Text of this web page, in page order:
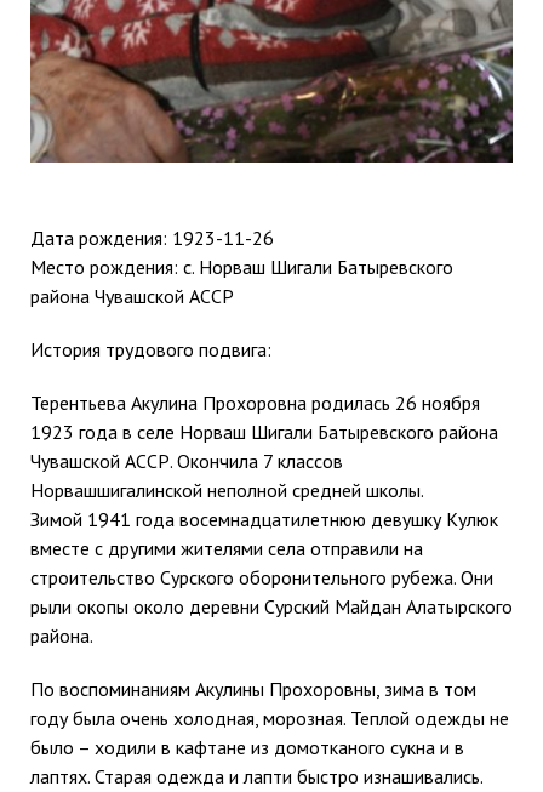
Дата рождения: 1923-11-26
Место рождения: с. Норваш Шигали Батыревского
района Чувашской АССР
История трудового подвига:
Терентьева Акулина Прохоровна родилась 26 ноября
1923 года в селе Норваш Шигали Батыревского района
Чувашской АССР. Окончила 7 классов
Норвашшигалинской неполной средней школы.
Зимой 1941 года восемнадцатилетнюю девушку Кулюк
вместе с другими жителями села отправили на
строительство Сурского оборонительного рубежа. Они
рыли окопы около деревни Сурский Майдан Алатырского
района.
По воспоминаниям Акулины Прохоровны, зима в том
году была очень холодная, морозная. Теплой одежды не
было – ходили в кафтане из домотканого сукна и в
лаптях. Старая одежда и лапти быстро изнашивались.